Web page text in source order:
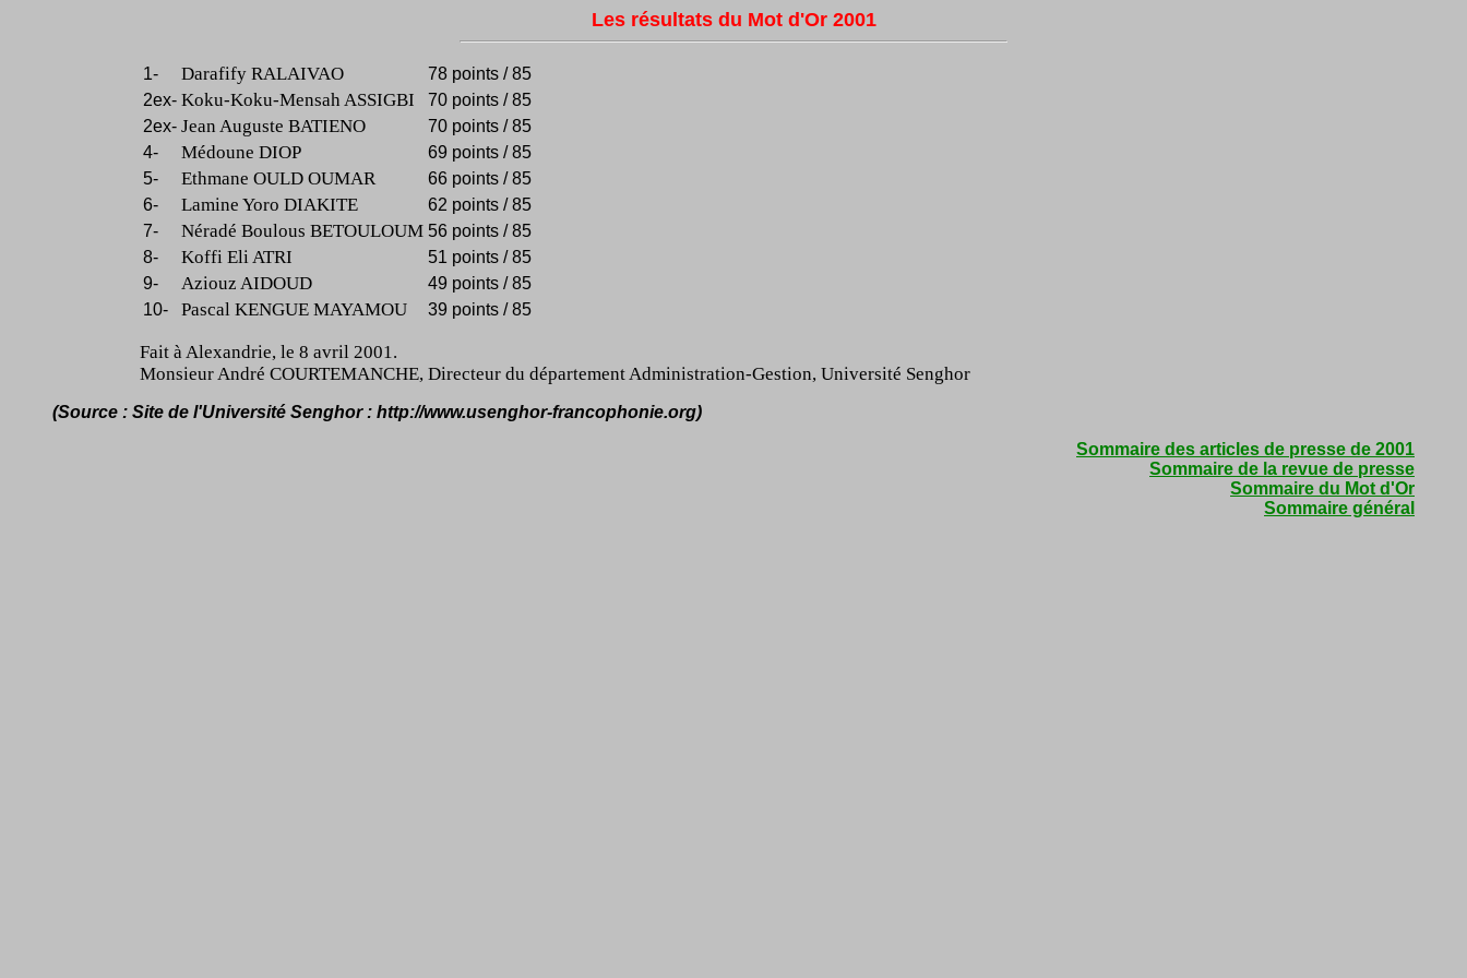
Les résultats du Mot d'Or 2001
1- Darafify RALAIVAO
78 points / 85
2ex- Koku-Koku-Mensah ASSIGBI
70 points / 85
2ex- Jean Auguste BATIENO
70 points / 85
4-
Médoune DIOP
69 points / 85
5-
Ethmane OULD OUMAR
66 points / 85
6-
Lamine Yoro DIAKITE
62 points / 85
7-
Néradé Boulous BETOULOUM 56 points / 85
8-
Koffi Eli ATRI
51 points / 85
9-
Aziouz AIDOUD
49 points / 85
10-
Pascal KENGUE MAYAMOU 39 points / 85
Fait à Alexandrie, le 8 avril 2001.
Monsieur André COURTEMANCHE, Directeur du département Administration-Gestion, Université Senghor
(Source : Site de l'Université Senghor : http://www.usenghor-francophonie.org)
Sommaire des articles de presse de 2001
Sommaire de la revue de presse
Sommaire du Mot d'Or
Sommaire général